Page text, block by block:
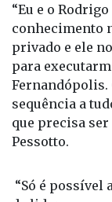
Ortunho.
“Eu e o
conhecimento
privado e ele
para
Fernandópolis.
Pessotto.